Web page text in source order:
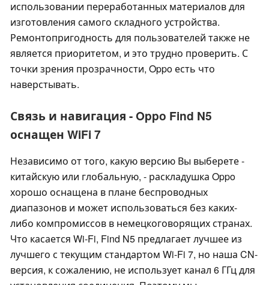
использовании переработанных материалов для
изготовления самого складного устройства.
Ремонтопригодность для пользователей также не
является приоритетом, и это трудно проверить. С
точки зрения прозрачности, Oppo есть что
наверстывать.
Связь и навигация - Oppo Find N5
оснащен WiFi 7
Независимо от того, какую версию Вы выберете -
китайскую или глобальную, - раскладушка Oppo
хорошо оснащена в плане беспроводных
диапазонов и может использоваться без каких-
либо компромиссов в немецкоговорящих странах.
Что касается Wi-Fi, Find N5 предлагает лучшее из
лучшего с текущим стандартом Wi-Fi 7, но наша CN-
версия, к сожалению, не использует канал 6 ГГц для